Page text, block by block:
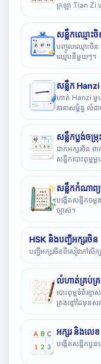
ក្រឡា Tian Zi
សន្លឹកឈ្មោះចិ
បញ្ចូលឈ្មោះចិន
ឈ្មោះនីមួយៗ។
សន្លឹក Hanzi
ហាត់ Hanzi មួ
រចនាសម្ព័ន្ធ លំ
សន្លឹកប្លង់ចម្រុះ
ដាក់អក្សរចិន ព
សន្លឹកបោះពុម្ព
សន្លឹកកំណាព្
បង្កើតសន្លឹកច
ច្បាស់។
HSK និងបញ្ជីអក្សរចិន
បញ្ជីអក្សរចិនពីសៀវភៅសិក្
លំហាត់គ្រប់គ្
បោះពុម្ពទំព័រខ្ទ
គ្រងខ្មៅដៃមុនស
អក្សរ និងលេខ
បង្កើតសន្លឹកបួន